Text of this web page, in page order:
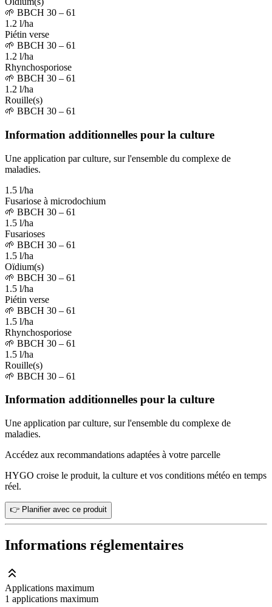
🌱 BBCH 30 – 61
1.2 l/ha
Piétin verse
🌱 BBCH 30 – 61
1.2 l/ha
Rhynchosporiose
🌱 BBCH 30 – 61
1.2 l/ha
Rouille(s)
🌱 BBCH 30 – 61
Information additionnelles pour la culture
Une application par culture, sur l'ensemble du complexe de
maladies.
1.5 l/ha
Fusariose à microdochium
🌱 BBCH 30 – 61
1.5 l/ha
Fusarioses
🌱 BBCH 30 – 61
1.5 l/ha
Oïdium(s)
🌱 BBCH 30 – 61
1.5 l/ha
Piétin verse
🌱 BBCH 30 – 61
1.5 l/ha
Rhynchosporiose
🌱 BBCH 30 – 61
1.5 l/ha
Rouille(s)
🌱 BBCH 30 – 61
Information additionnelles pour la culture
Une application par culture, sur l'ensemble du complexe de
maladies.
Accédez aux recommandations adaptées à votre parcelle
HYGO croise le produit, la culture et vos conditions météo en temps
réel.
👉 Planifier avec ce produit
Informations réglementaires
Applications maximum
1 applications maximum